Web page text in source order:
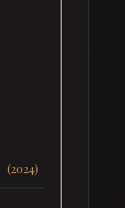
(2024)